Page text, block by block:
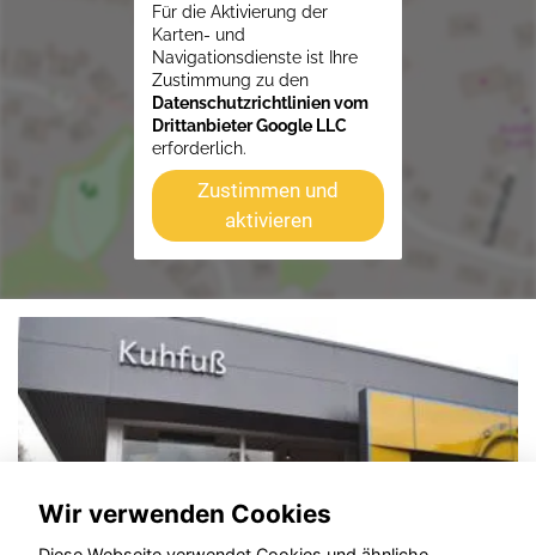
Für die Aktivierung der
Karten- und
Navigationsdienste ist Ihre
Zustimmung zu den
Datenschutzrichtlinien vom
Drittanbieter Google LLC
erforderlich.
Zustimmen und
aktivieren
Wir verwenden Cookies